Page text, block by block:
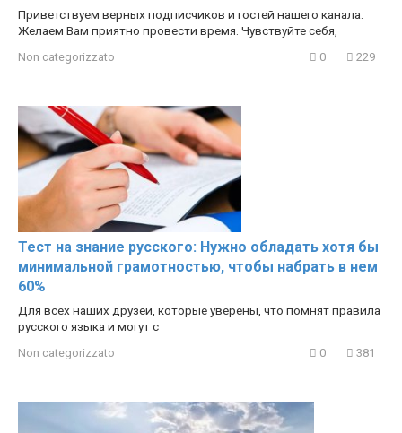
Приветствуем верных подписчиков и гостей нашего канала.
Желаем Вам приятно провести время. Чувствуйте себя,
Non categorizzato 0 229
Тест на знание русского: Нужно обладать хотя бы
минимальной грамотностью, чтобы набрать в нем
60%
Для всех наших друзей, которые уверены, что помнят правила
русского языка и могут с
Non categorizzato 0 381